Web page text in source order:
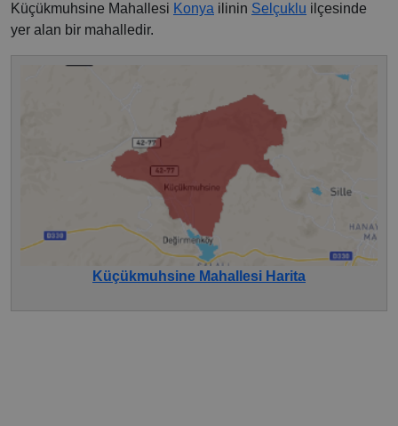
Küçükmuhsine Mahallesi Konya ilinin Selçuklu ilçesinde
yer alan bir mahalledir.
Küçükmuhsine Mahallesi Harita